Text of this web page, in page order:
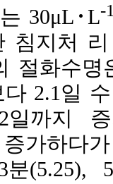
30μL･L-
침지처
절화수
2.1일
까지 증
가하다
(5.25), 5